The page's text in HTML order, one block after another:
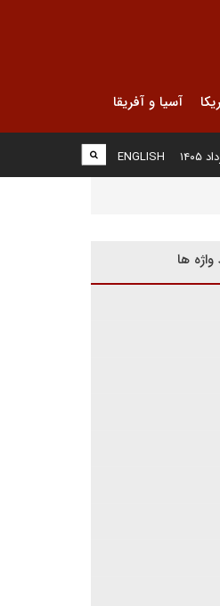
آسیا و آفریقا
ENGLISH
واژه ها